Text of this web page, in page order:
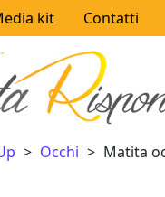
kit Contatti
Occhi Matita